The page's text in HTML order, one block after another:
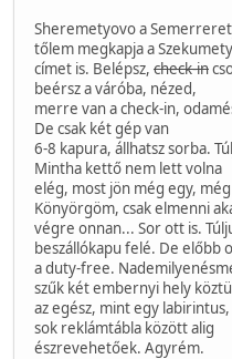
Sheremetyovo a
tőlem megkapja a
címet is. Belépsz, check-in
beérsz a váróba, nézed,
merre van a check-in,
De csak két gép van
6-8 kapura, állhatsz sorba.
Mintha kettő nem lett volna
elég, most jön még egy,
Könyörgöm, csak elmenni
végre onnan... Sor ott is.
beszállókapu felé. De előbb
a duty-free.
szűk két embernyi hely
az egész, mint egy
sok reklámtábla között alig
észrevehetőek. Agyrém.